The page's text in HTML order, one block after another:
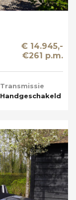
€ 14.945,-
€261 p.m.
Transmissie
Handgeschakeld